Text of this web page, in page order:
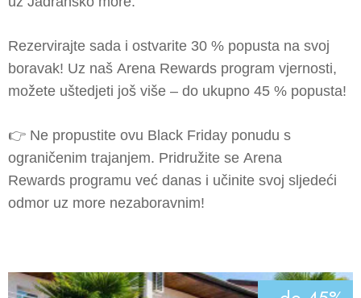
Rezervirajte sada i ostvarite 30 % popusta na svoj
boravak! Uz naš Arena Rewards program vjernosti,
možete uštedjeti još više – do ukupno 45 % popusta!
👉 Ne propustite ovu Black Friday ponudu s
ograničenim trajanjem. Pridružite se Arena
Rewards programu već danas i učinite svoj sljedeći
odmor uz more nezaboravnim!